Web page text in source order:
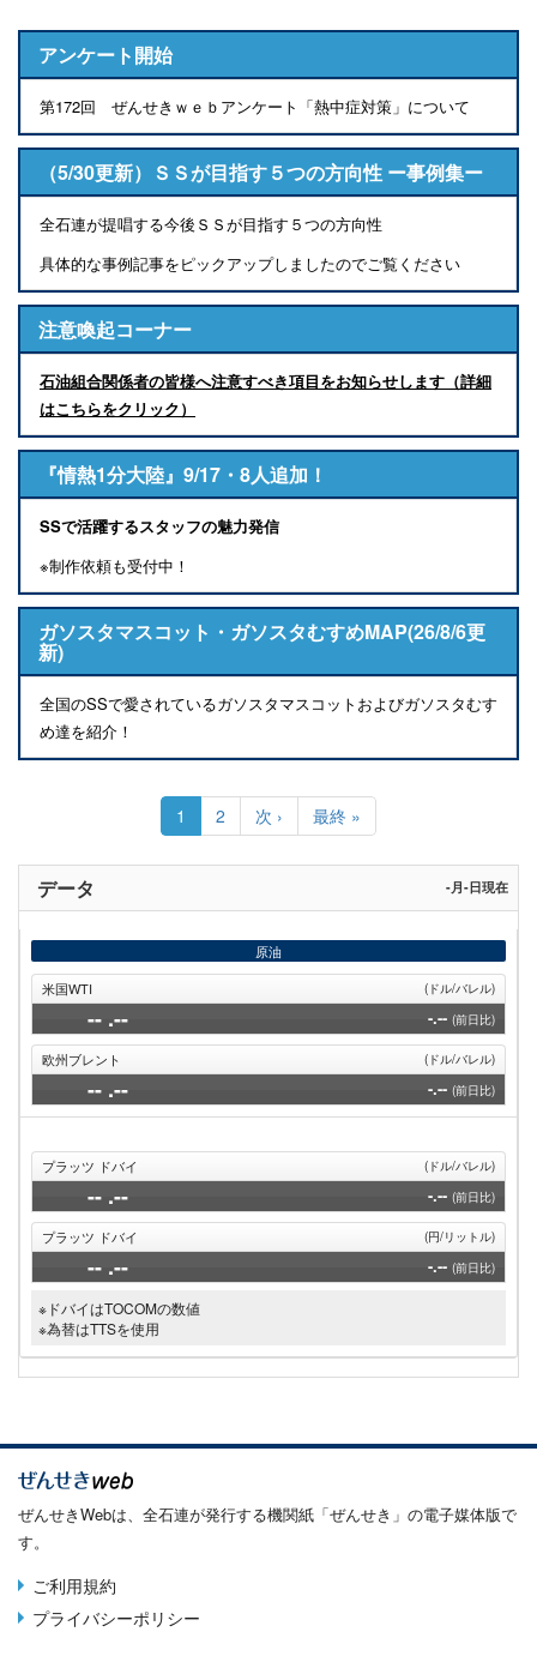
アンケート開始
第172回 ぜんせきｗｅｂアンケート「熱中症対策」について
（5/30更新）ＳＳが目指す５つの方向性 ー事例集ー
全石連が提唱する今後ＳＳが目指す５つの方向性
具体的な事例記事をピックアップしましたのでご覧ください
注意喚起コーナー
石油組合関係者の皆様へ注意すべき項目をお知らせします（詳細
はこちらをクリック）
『情熱1分大陸』9/17・8人追加！
SSで活躍するスタッフの魅力発信
※制作依頼も受付中！
ガソスタマスコット・ガソスタむすめMAP(26/8/6更
新)
全国のSSで愛されているガソスタマスコットおよびガソスタむす
め達を紹介！
送
り
カ
レ
ン
ペ
1 Page
2
次
ペ
ー
次 ›
最
終
ペ
ジ
最終 »
データ -月-日現在
原油
米国WTI
(ドル/バレル)
-- .-- -.-- (前日比)
欧州ブレント (ドル/バレル)
-- .-- -.-- (前日比)
プラッツ ドバイ (ドル/バレル)
-- .-- -.-- (前日比)
プラッツ ドバイ (円/リットル)
-- .-- -.-- (前日比)
※ドバイはTOCOMの数値
※為替はTTSを使用
ぜんせきWebは、全石連が発行する機関紙「ぜんせき」の電子媒体版で
す。
Terms
menu
ご利用規約
プライバシーポリシー